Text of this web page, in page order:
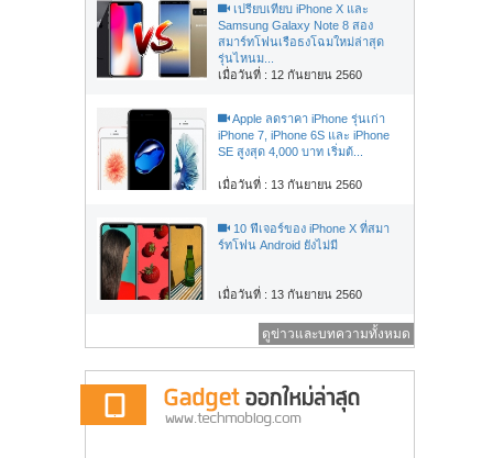
เปรียบเทียบ iPhone X และ
Samsung Galaxy Note 8 สอง
สมาร์ทโฟนเรือธงโฉมใหม่ล่าสุด
รุ่นไหนม...
เมื่อวันที่ : 12 กันยายน 2560
Apple ลดราคา iPhone รุ่นเก่า
iPhone 7, iPhone 6S และ iPhone
SE สูงสุด 4,000 บาท เริ่มต้...
เมื่อวันที่ : 13 กันยายน 2560
10 ฟีเจอร์ของ iPhone X ที่สมา
ร์ทโฟน Android ยังไม่มี
เมื่อวันที่ : 13 กันยายน 2560
ดูข่าวและบทความทั้งหมด